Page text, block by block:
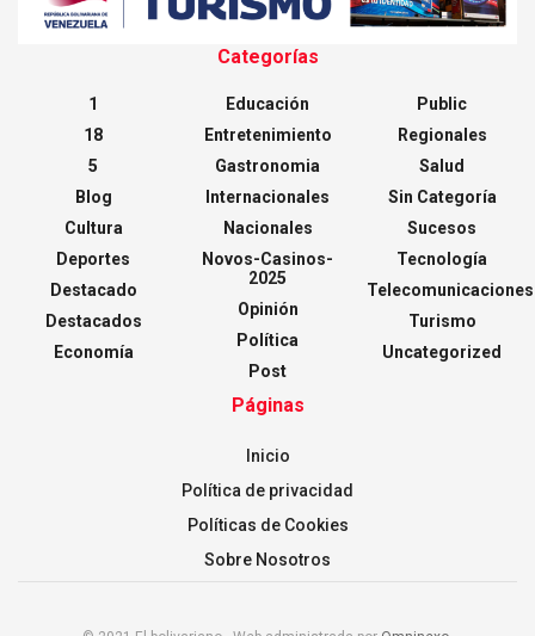
Categorías
1
18
5
Blog
Cultura
Deportes
Destacado
Destacados
Economía
Educación
Entretenimiento
Gastronomia
Internacionales
Nacionales
Novos-Casinos-
2025
Opinión
Política
Post
Public
Regionales
Salud
Sin Categoría
Sucesos
Tecnología
Telecomunicaciones
Turismo
Uncategorized
Páginas
Inicio
Política de privacidad
Políticas de Cookies
Sobre Nosotros